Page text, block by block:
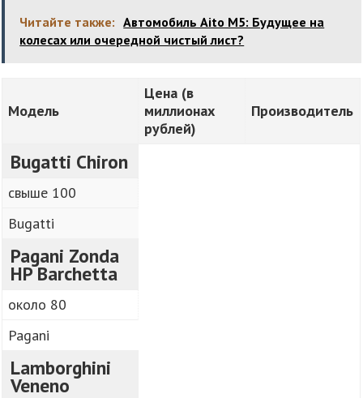
Читайте также: Автомобиль Aito M5: Будущее на
колесах или очередной чистый лист?
Модель
Цена (в
миллионах
рублей)
Производитель
Bugatti Chiron
свыше 100
Bugatti
Pagani Zonda
HP Barchetta
около 80
Pagani
Lamborghini
Veneno